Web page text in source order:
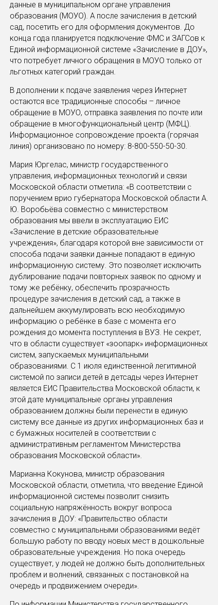
данные в муниципальном органе управления
образования (МОУО). А после зачисления в детский
сад, посетить его для оформления документов. До
конца года планируется подключение ФМС и ЗАГСов к
Единой информационной системе «Зачисление в ДОУ»,
что потребует личного обращения в МОУО только от
льготных категорий граждан.
В дополнении к подаче заявления через Интернет
остаются все традиционные способы – личное
обращение в МОУО, отправка заявления по почте или
обращение в многофункциональный центр (МФЦ).
Информационное сопровождение проекта (горячая
линия) организовано по номеру: 8-800-550-50-30.
Мария Юргелас, министр государственного
управления, информационных технологий и связи
Московской области отметила: «В соответствии с
поручением врио губернатора Московской области А.
Ю. Воробьёва совместно с министерством
образования мы ввели в эксплуатацию ЕИС
«Зачисление в детские образовательные
учреждения», благодаря которой вне зависимости от
способа подачи заявки данные попадают в единую
информационную систему. Это позволяет исключить
дублирование подачи повторных заявок по одному и
тому же ребёнку, обеспечить прозрачность
процедуре зачисления в детский сад, а также в
дальнейшем аккумулировать всю необходимую
информацию о ребёнке в базе с момента его
рождения до момента поступления в ВУЗ. Не секрет,
что в области существует «зоопарк» информационных
систем, запускаемых муниципальными
образованиями. С 1 июля единственной легитимной
системой по записи детей в детсады через Интернет
является ЕИС Правительства Московской области, к
этой дате муниципальные органы управления
образованием должны были перенести в единую
систему все данные из других информационных баз и
с бумажных носителей в соответствии с
административным регламентом Министерства
образования Московской области».
Марианна Кокунова, министр образования
Московской области, отметила, что введение Единой
информационной системы позволит снизить
социальную напряжённость вокруг вопроса
зачисления в ДОУ: «Правительство области
совместно с муниципальными образованиями ведёт
большую работу по вводу новых мест в дошкольные
образовательные учреждения. Но пока очередь
существует, у людей не должно быть дополнительных
проблем и волнений, связанных с постановкой на
очередь и продвижением очереди».